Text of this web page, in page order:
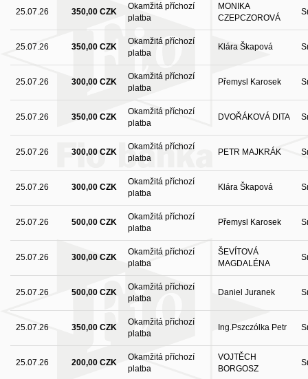
25.07.26 350,00 CZK
Okamžitá příchozí
platba
MONIKA
CZEPCZOROVÁ
25.07.26 350,00 CZK
Okamžitá příchozí
platba
Klára Škapová
25.07.26 300,00 CZK
Okamžitá příchozí
platba
Přemysl Karosek
25.07.26 350,00 CZK
Okamžitá příchozí
platba
DVOŘÁKOVÁ DITA
25.07.26 300,00 CZK
Okamžitá příchozí
platba
PETR MAJKRÁK
25.07.26 300,00 CZK
Okamžitá příchozí
platba
Klára Škapová
25.07.26 500,00 CZK
Okamžitá příchozí
platba
Přemysl Karosek
25.07.26 300,00 CZK
Okamžitá příchozí
platba
ŠEVÍTOVÁ
MAGDALÉNA
25.07.26 500,00 CZK
Okamžitá příchozí
platba
Daniel Juranek
25.07.26 350,00 CZK
Okamžitá příchozí
platba
Ing.Pszczólka Petr
25.07.26 200,00 CZK
Okamžitá příchozí
platba
VOJTĚCH
BORGOSZ